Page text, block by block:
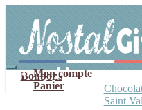
navigation
contenu
Mon compte
Panier
Bonbons
Saint